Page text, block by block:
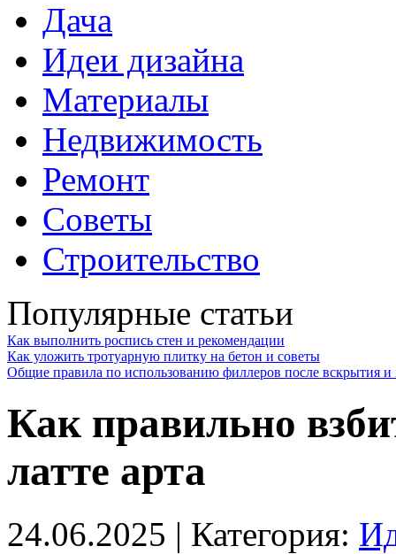
Дача
Идеи дизайна
Материалы
Недвижимость
Ремонт
Советы
Строительство
Популярные статьи
Как выполнить роспись стен и рекомендации
Как уложить тротуарную плитку на бетон и советы
Общие правила по использованию филлеров после вскрытия и
Как правильно
латте арта
24.06.2025 | Категория: